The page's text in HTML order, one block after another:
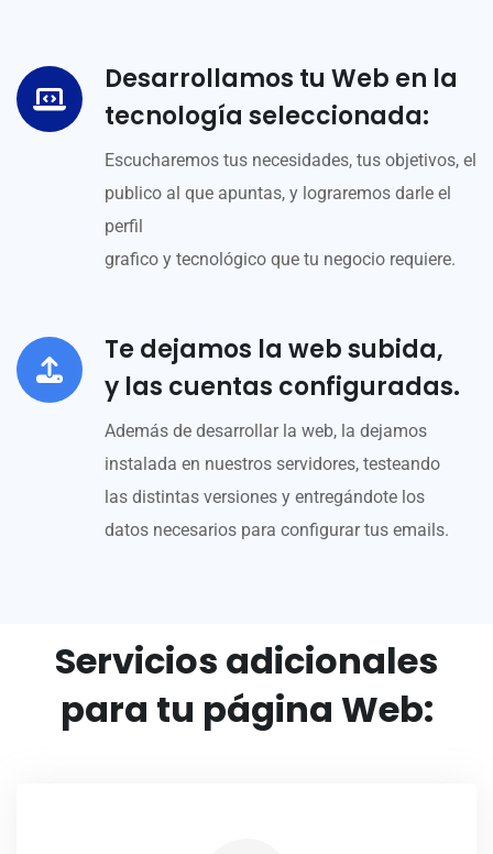
Desarrollamos tu Web en la
tecnología seleccionada:
Escucharemos tus necesidades, tus objetivos, el
publico al que apuntas, y lograremos darle el
perfil
grafico y tecnológico que tu negocio requiere.
Te dejamos la web subida,
y las cuentas configuradas.
Además de desarrollar la web, la dejamos
instalada en nuestros servidores, testeando
las distintas versiones y entregándote los
datos necesarios para configurar tus emails.
Servicios adicionales
para tu página Web: